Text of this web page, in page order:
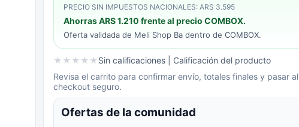
PRECIO SIN IMPUESTOS NACIONALES: ARS 3.595
AhorrasARS 1.210 frente al precio COMBOX.
Oferta validada de Meli Shop Badentro de COMBOX.
★ ★ ★ ★ ★Sin calificaciones| Calificación del producto
Revisa el carrito para confirmar envío, totales finales y pasar al
checkout seguro.
Ofertas de la comunidad